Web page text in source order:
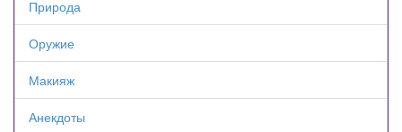
Природа
Оружие
Макияж
Анекдоты